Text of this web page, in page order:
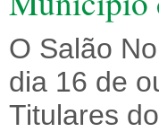
O Salão
dia 16 de
Titulares